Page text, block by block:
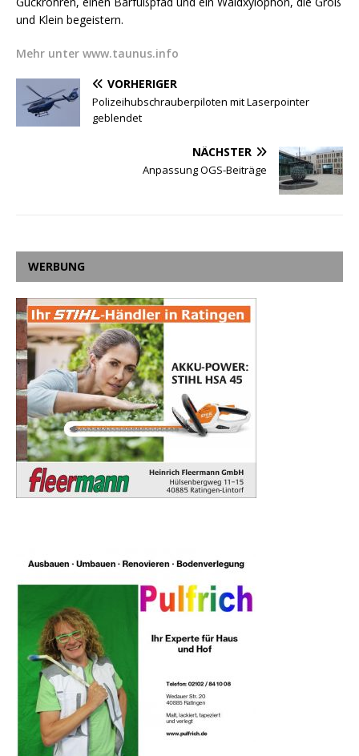
und Klein begeistern.
Mehr unter www.taunus.info
VORHERIGER
Polizeihubschrauberpiloten mit Laserpointer
geblendet
NÄCHSTER
Anpassung OGS-Beiträge
WERBUNG